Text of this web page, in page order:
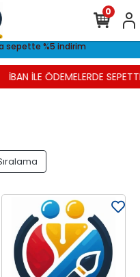
sepette %5 indirim
İBAN İLE ÖDEMELERDE
0